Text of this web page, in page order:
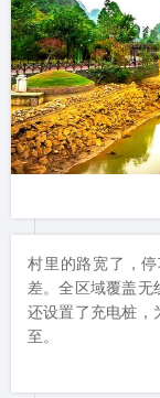
村里的路宽了，
差。全区域覆盖无
还设置了充电桩，
至。